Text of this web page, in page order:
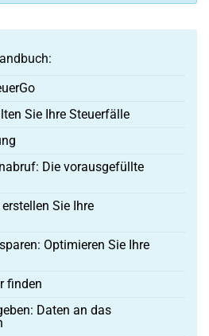
Sie Ihre Steuerfälle
Die vorausgefüllte
Sie Ihre
Optimieren Sie Ihre
finden
Daten an das